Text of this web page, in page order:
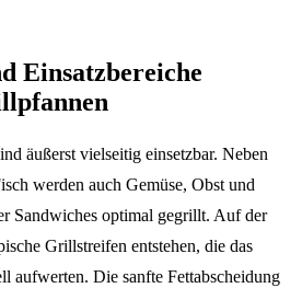
Einsatzbereiche
äußerst vielseitig einsetzbar. Neben
werden auch Gemüse, Obst und
Sandwiches optimal gegrillt. Auf der
Grillstreifen entstehen, die das
aufwerten. Die sanfte Fettabscheidung